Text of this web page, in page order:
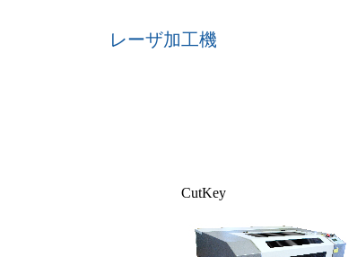
レーザ加工機
CutKey